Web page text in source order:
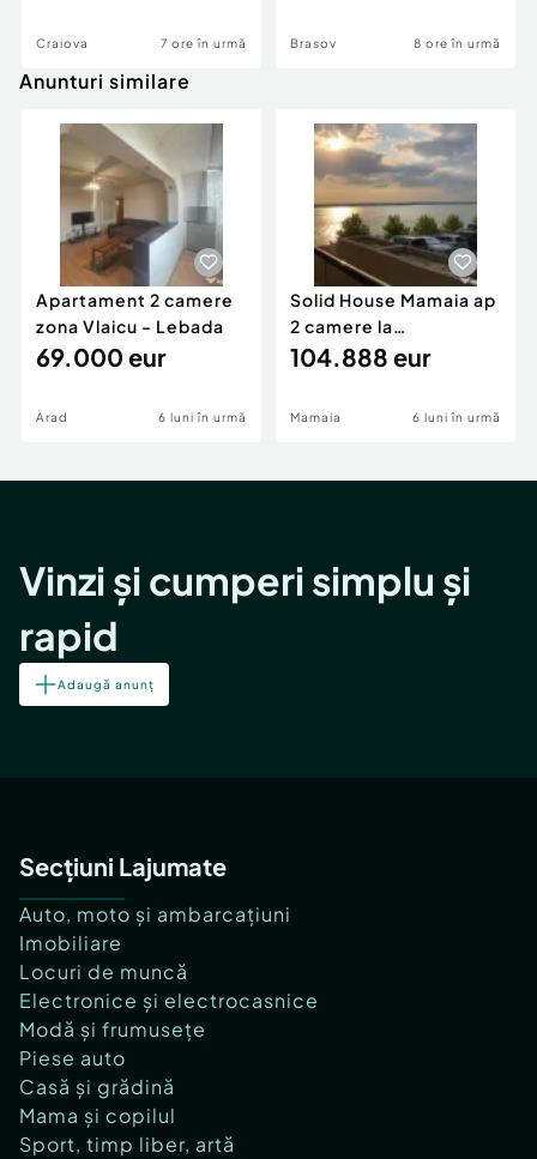
Craiova 7 ore în urmă Brasov 8 ore în urmă
Anunturi similare
Apartament 2 camere
zona Vlaicu - Lebada
69.000 eur
Arad 6 luni în urmă
Solid House Mamaia ap
2 camere la
cheie,langa Mega
104.888 eur
Mamaia 6 luni în urmă
Vinzi și cumperi simplu și
rapid
Adaugă anunț
Secțiuni Lajumate
Auto, moto și ambarcațiuni
Imobiliare
Locuri de muncă
Electronice și electrocasnice
Modă și frumusețe
Piese auto
Casă și grădină
Mama și copilul
Sport, timp liber, artă